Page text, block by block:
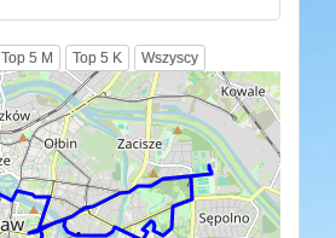
Top 5 M Top 5 K Wszyscy